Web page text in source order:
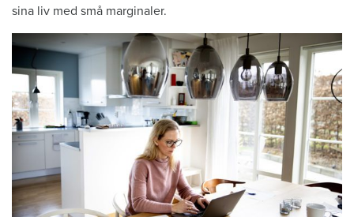
sina liv med små marginaler.